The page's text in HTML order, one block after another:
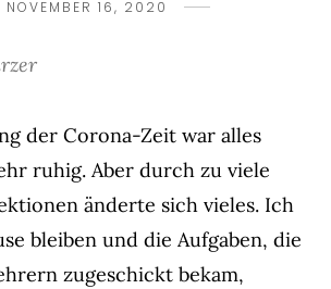
NOVEMBER 16, 2020
der Corona-Zeit war alles
ruhig. Aber durch zu viele
änderte sich vieles. Ich
bleiben und die Aufgaben, die
zugeschickt bekam,